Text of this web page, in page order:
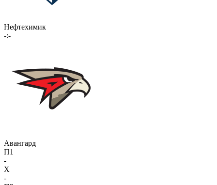
Нефтехимик
-:-
Авангард
П1
-
X
-